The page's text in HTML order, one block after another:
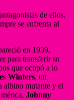
de ellos,
se enfrenta al
en 1939,
para transferir su
que ocupó a lo
Winters, un
albino mutante y el
Johnny